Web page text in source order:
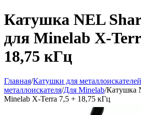
Катушка NEL
для Minelab X-
18,75 кГц
Главная/Катушки для металлоискателей
металлоискателя/Для Minelab/Катушка
Minelab X-Terra 7,5 + 18,75 кГц